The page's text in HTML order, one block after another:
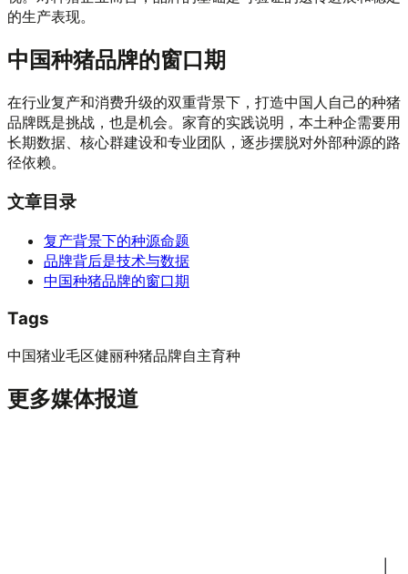
的生产表现。
中国种猪品牌的窗口期
在行业复产和消费升级的双重背景下，打造中国人自己的种猪
品牌既是挑战，也是机会。家育的实践说明，本土种企需要用
长期数据、核心群建设和专业团队，逐步摆脱对外部种源的路
径依赖。
文章目录
复产背景下的种源命题
品牌背后是技术与数据
中国种猪品牌的窗口期
Tags
中国猪业毛区健丽种猪品牌自主育种
更多媒体报道